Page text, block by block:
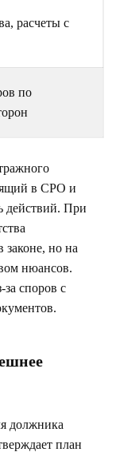
расчеты с
по
в СРО и
действий. При
законе, но на
нюансов.
за споров с
должника
план